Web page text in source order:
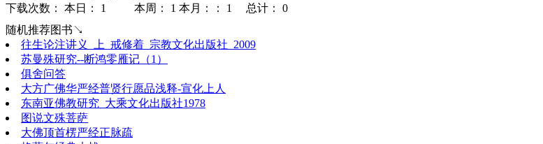
下载次数： 本日： 1 本周： 1 本月：： 1 总计： 0
随机推荐图书↘
往生论注讲义_上_戒修着_宗教文化出版社_2009
苏曼殊研究--断鸿零雁记（1）
俱舍问答
大方广佛华严经普贤行愿品浅释-宣化上人
东南亚佛教研究_大乘文化出版社1978
图说文殊菩萨
大佛顶首楞严经正脉疏